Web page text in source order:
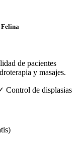
de pacientes
y masajes.
Control de displasias